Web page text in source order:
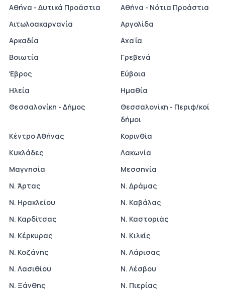
Αθήνα - Δυτικά Προάστια
Αθήνα - Νότια Προάστια
Αιτωλοακαρνανία
Αργολίδα
Αρκαδία
Αχαΐα
Βοιωτία
Γρεβενά
Έβρος
Εύβοια
Ηλεία
Ημαθία
Θεσσαλονίκη - Δήμος
Θεσσαλονίκη - Περιφ/κοί
δήμοι
Κέντρο Αθήνας
Κορινθία
Κυκλάδες
Λακωνία
Μαγνησία
Μεσσηνία
Ν. Άρτας
Ν. Δράμας
Ν. Ηρακλείου
Ν. Καβάλας
Ν. Καρδίτσας
Ν. Καστοριάς
Ν. Κέρκυρας
Ν. Κιλκίς
Ν. Κοζάνης
Ν. Λάρισας
Ν. Λασιθίου
Ν. Λέσβου
Ν. Ξάνθης
Ν. Πιερίας